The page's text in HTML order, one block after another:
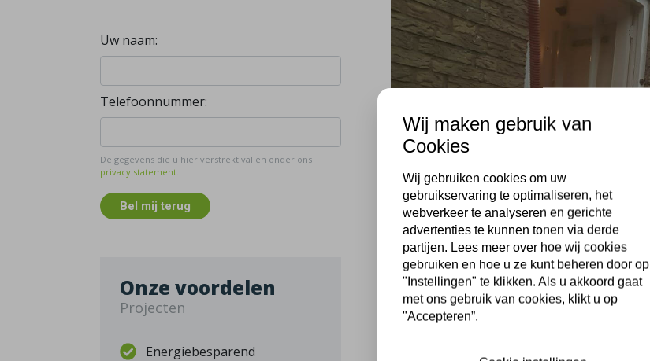
Uw naam:
Telefoonnummer:
De gegevens die u hier verstrekt vallen onder ons
privacy statement.
Bel mij terug
Onze voordelen
Projecten
Energiebesparend
Woerden
Tussenwoning Woerden isoleren
Wij maken gebruik van
Cookies
Wij gebruiken cookies om uw
gebruikservaring te optimaliseren, het
webverkeer te analyseren en gerichte
advertenties te kunnen tonen via derde
partijen. Lees meer over hoe wij cookies
gebruiken en hoe u ze kunt beheren door op
"Instellingen" te klikken. Als u akkoord gaat
met ons gebruik van cookies, klikt u op
"Accepteren”.